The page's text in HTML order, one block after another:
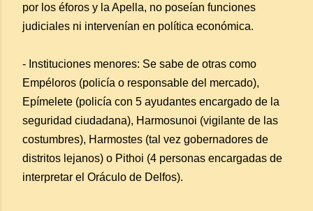
por los éforos y la Apella, no poseían funciones
judiciales ni intervenían en política económica.
- Instituciones menores: Se sabe de otras como
Empéloros (policía o responsable del mercado),
Epímelete (policía con 5 ayudantes encargado de la
seguridad ciudadana), Harmosunoi (vigilante de las
costumbres), Harmostes (tal vez gobernadores de
distritos lejanos) o Pithoi (4 personas encargadas de
interpretar el Oráculo de Delfos).